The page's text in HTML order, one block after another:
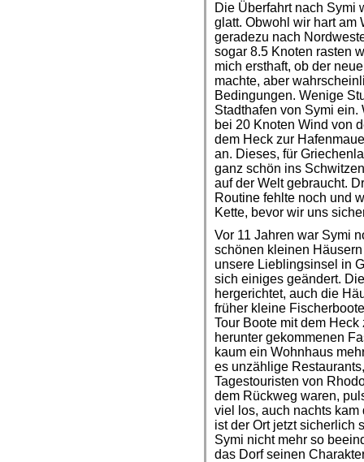
Die Überfahrt nach Symi
glatt. Obwohl wir hart am
geradezu nach
sogar 8.5 Knoten rasten
mich ersthaft, ob der
machte, aber
Bedingungen. Wenige
Stadthafen von Symi
bei 20 Knoten Wind von
dem Heck zur
an. Dieses, für
ganz schön ins
auf der Welt gebraucht.
Routine fehlte noch und
Kette, bevor wir uns
Vor 11 Jahren war Symi
schönen kleinen
unsere Lieblingsinsel in
sich einiges geändert.
hergerichtet, auch die
früher kleine
Tour Boote mit dem
herunter gekommenen
kaum ein Wohnhaus
es unzählige
Tagestouristen von
dem Rückweg waren,
viel los, auch nachts kam
ist der Ort jetzt sicherlich
Symi nicht mehr so
das Dorf seinen